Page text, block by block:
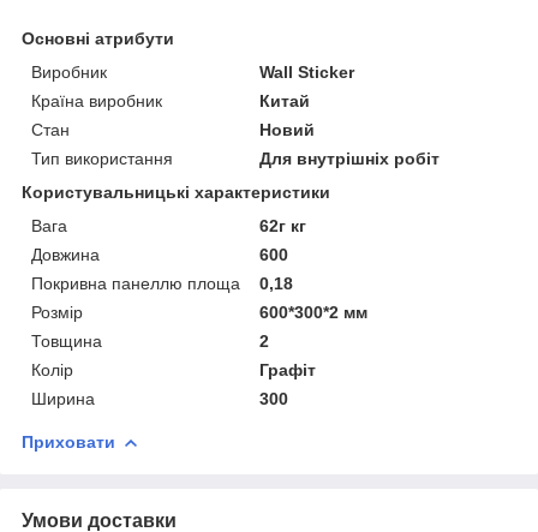
Основні атрибути
Виробник
Wall Sticker
Країна виробник
Китай
Стан
Новий
Тип використання
Для внутрішніх робіт
Користувальницькі характеристики
Вага
62г кг
Довжина
600
Покривна панеллю площа
0,18
Розмір
600*300*2 мм
Товщина
2
Колір
Графіт
Ширина
300
Приховати
Умови доставки